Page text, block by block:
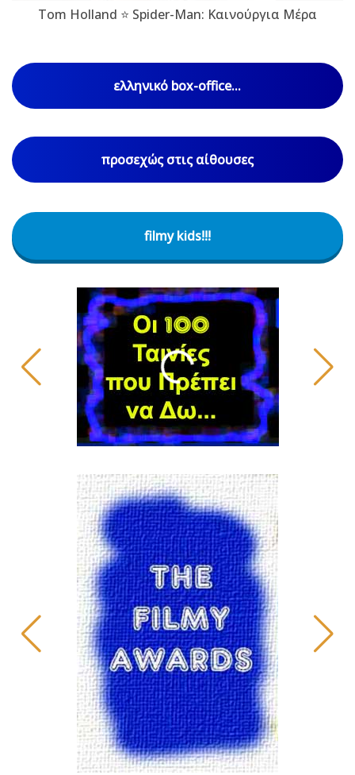
Tom Holland ⭐ Spider-Man: Καινούργια Μέρα
ελληνικό box-office...
προσεχώς στις αίθουσες
filmy kids!!!